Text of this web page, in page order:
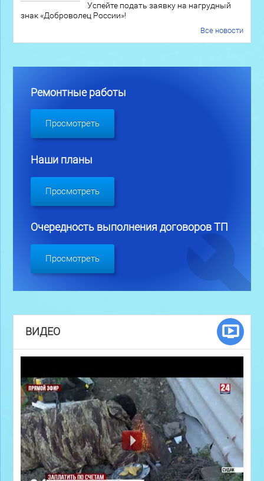
Успейте подать заявку на нагрудный
знак «Доброволец России»!
Все новости
Ремонтные работы
Просмотреть
Наши планы
Просмотреть
Очередность выполнения договоров ТП
Просмотреть
ВИДЕО